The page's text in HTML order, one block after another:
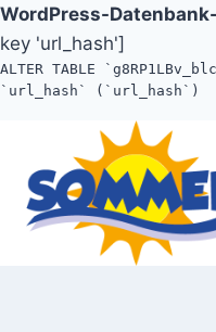
WordPress-
key 'url_hash']
ALTER TABLE
`url_hash` (`url_hash`)
springen